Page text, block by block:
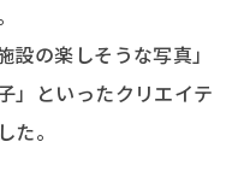
の楽しそうな写真」
」といったクリエイテ
。